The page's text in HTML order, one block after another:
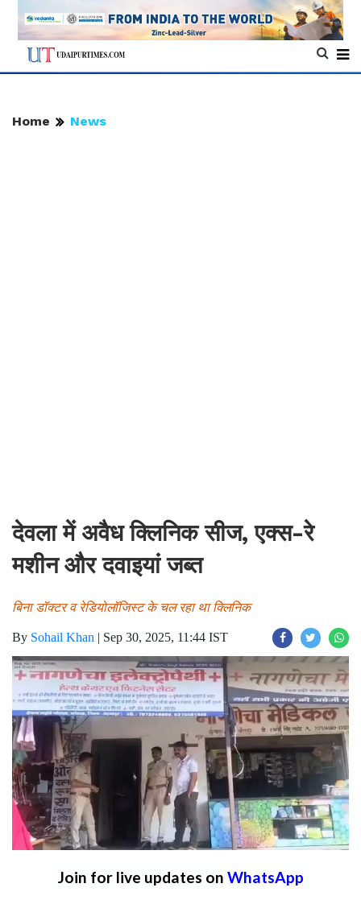
Home News
देवला में अवैध क्लिनिक सीज, एक्स-रे
मशीन और दवाइयां जब्त
बिना डॉक्टर व रेडियोलॉजिस्ट के चल रहा था क्लिनिक
By Sohail Khan | Sep 30, 2025, 11:44 IST
Join for live updates on WhatsApp